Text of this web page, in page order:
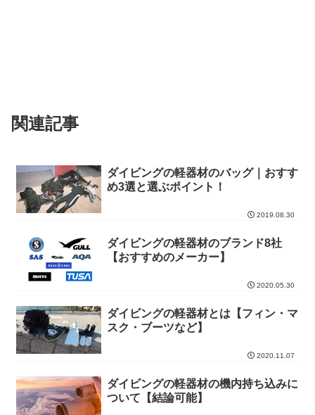
関連記事
ダイビングの軽器材のバッグ｜おすす
め3選と選ぶポイント！
2019.08.30
ダイビングの軽器材のブランド8社
【おすすめのメーカー】
2020.05.30
ダイビングの軽器材とは【フィン・マ
スク・ブーツなど】
2020.11.07
ダイビングの軽器材の機内持ち込みに
ついて【結論可能】